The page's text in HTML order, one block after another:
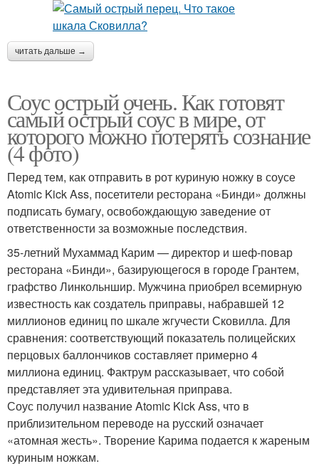
читать дальше →
Соус острый очень. Как готовят
самый острый соус в мире, от
которого можно потерять сознание
(4 фото)
Перед тем, как отправить в рот куриную ножку в соусе
Atomic Kick Ass, посетители ресторана «Бинди» должны
подписать бумагу, освобождающую заведение от
ответственности за возможные последствия.
35-летний Мухаммад Карим — директор и шеф-повар
ресторана «Бинди», базирующегося в городе Грантем,
графство Линкольншир. Мужчина приобрел всемирную
известность как создатель приправы, набравшей 12
миллионов единиц по шкале жгучести Сковилла. Для
сравнения: соответствующий показатель полицейских
перцовых баллончиков составляет примерно 4
миллиона единиц. Фактрум рассказывает, что собой
представляет эта удивительная приправа.
Соус получил название Atomic Kick Ass, что в
приблизительном переводе на русский означает
«атомная жесть». Творение Карима подается к жареным
куриным ножкам.